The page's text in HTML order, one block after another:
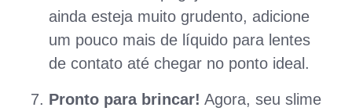
ainda esteja muito grudento, adicione
um pouco mais de líquido para lentes
de contato até chegar no ponto ideal.
Pronto para brincar! Agora, seu slime